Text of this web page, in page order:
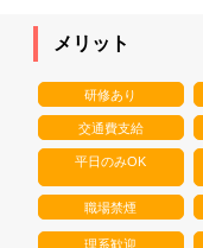
メリット
研修あり
交通費支給
平日のみOK
職場禁煙
理系歓迎